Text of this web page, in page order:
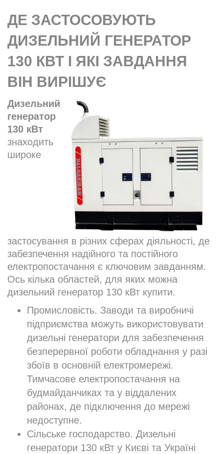
ДЕ ЗАСТОСОВУЮТЬ
ДИЗЕЛЬНИЙ ГЕНЕРАТОР
130 КВТ І ЯКІ ЗАВДАННЯ
ВІН ВИРІШУЄ
Дизельний
генератор
130 кВт
знаходить
широке
застосування в різних сферах діяльності, де
забезпечення надійного та постійного
електропостачання є ключовим завданням.
Ось кілька областей, для яких можна
дизельний генератор 130 кВт купити.
Промисловість. Заводи та виробничі
підприємства можуть використовувати
дизельні генератори для забезпечення
безперервної роботи обладнання у разі
збоїв в основній електромережі.
Тимчасове електропостачання на
будмайданчиках та у віддалених
районах, де підключення до мережі
недоступне.
Сільське господарство. Дизельні
генератори 130 кВт у Києві та Україні